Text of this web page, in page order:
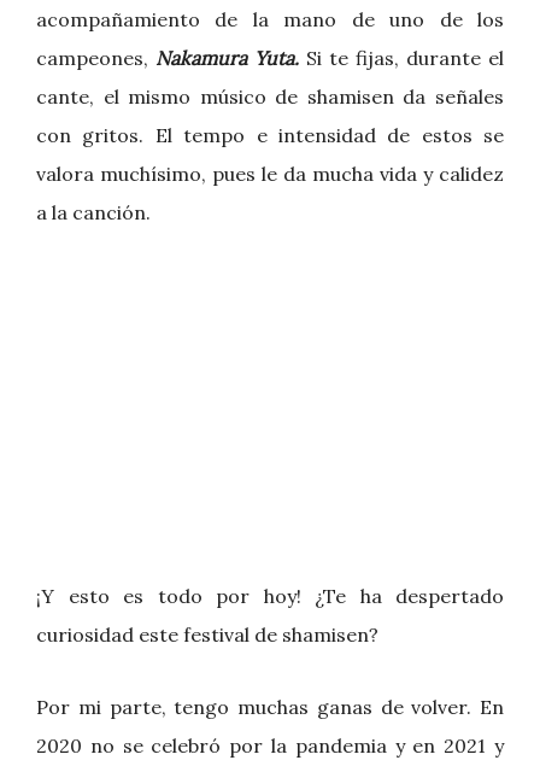
acompañamiento de la mano de uno de los
campeones, Nakamura Yuta. Si te fijas, durante el
cante, el mismo músico de shamisen da señales
con gritos. El tempo e intensidad de estos se
valora muchísimo, pues le da mucha vida y calidez
a la canción.
¡Y esto es todo por hoy! ¿Te ha despertado
curiosidad este festival de shamisen?
Por mi parte, tengo muchas ganas de volver. En
2020 no se celebró por la pandemia y en 2021 y